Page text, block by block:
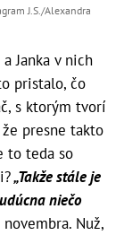
J.S./Alexandra
Janka v nich
pristalo, čo
s ktorým tvorí
presne takto
to teda so
„Takže stále je
niečo
Nuž,